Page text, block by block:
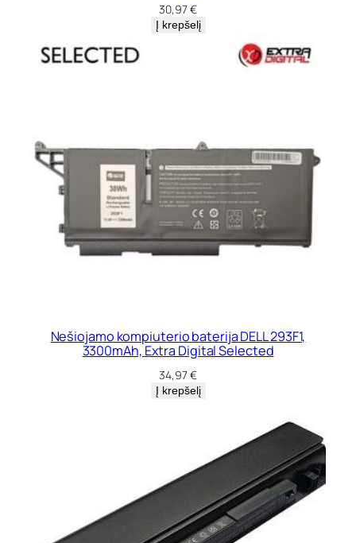
30,97€
Į krepšelį
Nešiojamo kompiuterio baterija DELL 293F1,
3300mAh, Extra Digital Selected
34,97€
Į krepšelį